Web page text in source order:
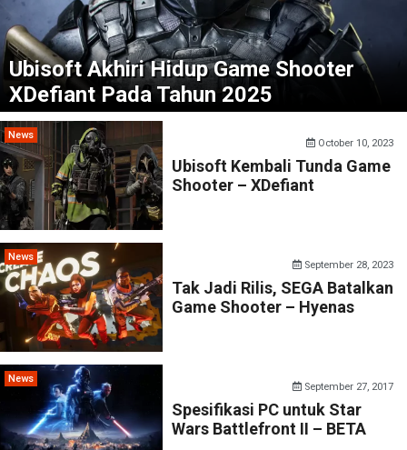
Ubisoft Akhiri Hidup Game Shooter
XDefiant Pada Tahun 2025
News
October 10, 2023
Ubisoft Kembali Tunda Game
Shooter – XDefiant
News
September 28, 2023
Tak Jadi Rilis, SEGA Batalkan
Game Shooter – Hyenas
News
September 27, 2017
Spesifikasi PC untuk Star
Wars Battlefront II – BETA